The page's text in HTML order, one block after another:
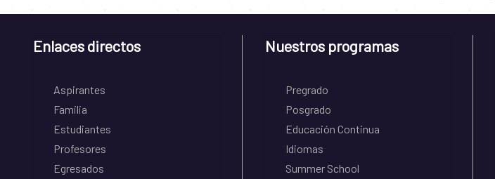
Enlaces directos
Aspirantes
Familia
Estudiantes
Profesores
Egresados
Nuestros programas
Pregrado
Posgrado
Educación Continua
Idiomas
Summer School